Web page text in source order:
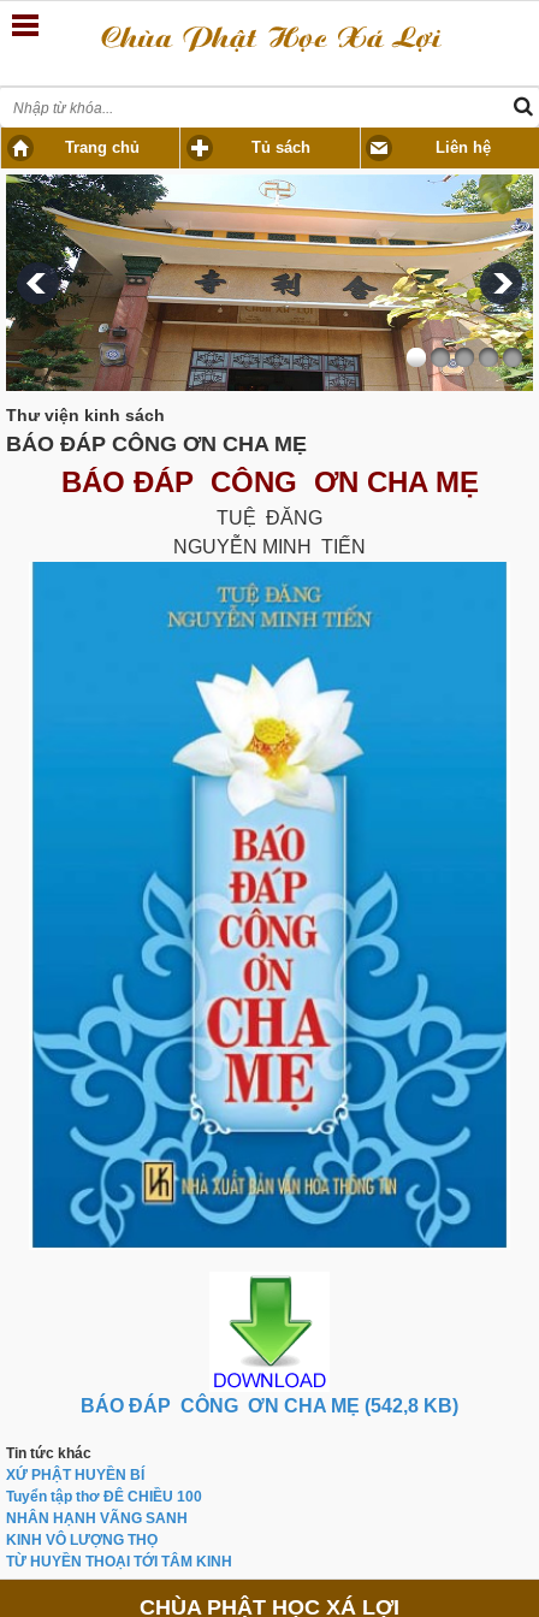
Trang chủ Tủ sách Liên hệ
Thư viện kinh sách
BÁO ĐÁP CÔNG ƠN CHA MẸ
BÁO ĐÁP CÔNG ƠN CHA MẸ
TUỆ ĐĂNG
NGUYỄN MINH TIẾN
BÁO ĐÁP CÔNG ƠN CHA MẸ (542,8 KB)
Tin tức khác
XỨ PHẬT HUYỀN BÍ
Tuyển tập thơ ĐÊ CHIỀU 100
NHÂN HẠNH VÃNG SANH
KINH VÔ LƯỢNG THỌ
TỪ HUYỀN THOẠI TỚI TÂM KINH
CHÙA PHẬT HỌC XÁ LỢI